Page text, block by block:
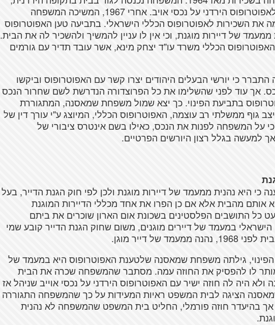
ושילמה דמי שכירות לאפוטרופוס הירדני על נכסי אויב. אחרי 1967, המשיכה המשפחה
את השכירות לאפוטרופוס הכללי הישראלי. בתביעה טען האפוטרופוס
של דיירות מוגנת, וכי אין לו עניין להמשיך ולהשכיר לה את הבית.
האפוטרופוס הכללי משרד עו"ד יצחק מינא, אשר עובד תדיר עם גורמים
כי יורשי הבעלים היהודים יצרו קשר עם האפוטרופוס וביקשו
אך עוד לפני שהשלימו את כל הפרוצדורה הנדרשת לשם שחרור הנכס
בתביעת הפינוי. כך יצא שמול משפחת שמאסנה, המתגוררת
גוף ממשלתי רב עוצמה, האפוטרופוס הכללי, המיוצג ע"י עורך דין של
על המשפחה לפנות את הנכס, כאילו בשם אינטרס ציבורי של
למעשה בגלל רצון היורשים הפרטיים.
היא נהנית ממעמד של דיירות מוגנת ולכן לפי חוק הגנת הדייר, בעל
אותם מהבית אלא אם כן הפרו את אחד מכללי הדיירות המוגנת
כל התושבים הפלסטינים בשכונת אום הארון שוכרים את ביתם
במעמד של דיירים מוגנים, משום שחוק הגנת הדייר קובע שמי
של דייר מוגן.
גילתה משפחת שמאסנה שלטענת האפוטרופוס היא במעמד של
מותר לו להפסיק את החוזה עמה. מסתבר שהמשפחה שכרה את הבית
משנה ולא היה לה חוזה ישיר עם האפוטרופוס הירדני על נכסי אוייב שניהל אז
הציגה לבית המשפט ראיות המעידות על כך שהמשפחה התגוררה
גם לפני 1968, אך בהיעדר חוזה פורמלי, החליט בית המשפט שהמשפחה לא נהנית